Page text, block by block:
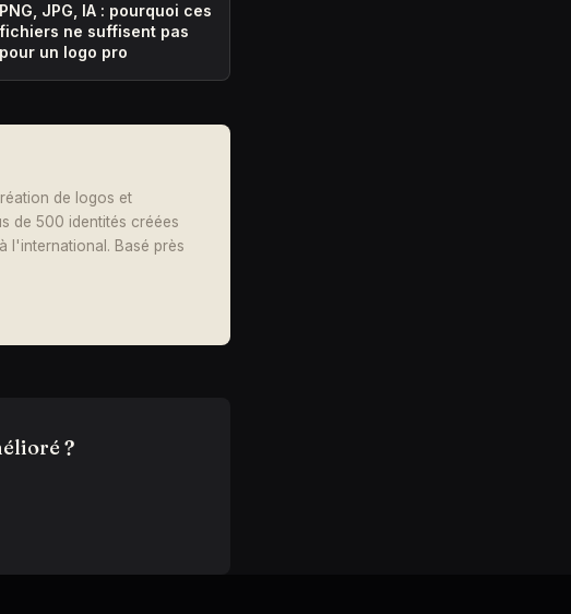
PNG, JPG, IA : pourquoi ces
fichiers ne suffisent pas
pour un logo pro
de logos et
de 500 identités créées
l'international. Basé près
?